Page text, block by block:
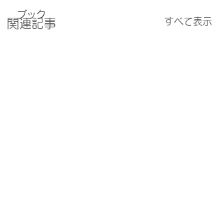
ブック
関連記事 すべて表示